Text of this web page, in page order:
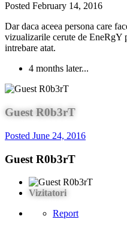
Posted February 14, 2016
Dar daca aceea persona care
vizualizarile cerute de EneRgY
intrebare atat.
4 months later...
Guest R0b3rT
Posted June 24, 2016
Guest R0b3rT
Vizitatori
Report